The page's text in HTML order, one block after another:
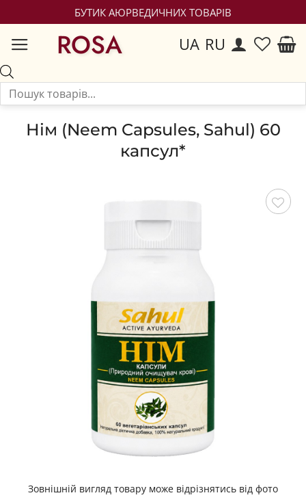
БУТИК АЮРВЕДИЧНИХ ТОВАРІВ
ROSA UA RU
Нім (Neem Capsules, Sahul) 60
капсул*
Зовнішній вигляд товару може відрізнятись від фото